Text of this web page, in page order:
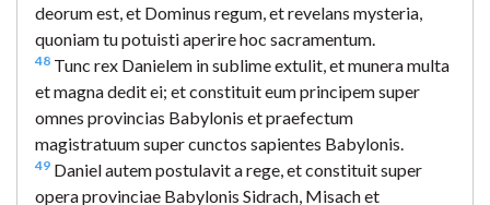
deorum est, et Dominus regum, et revelans mysteria,
quoniam tu potuisti aperire hoc sacramentum.
48 Tunc rex Danielem in sublime extulit, et munera multa
et magna dedit ei; et constituit eum principem super
omnes provincias Babylonis et praefectum
magistratuum super cunctos sapientes Babylonis.
49 Daniel autem postulavit a rege, et constituit super
opera provinciae Babylonis Sidrach, Misach et